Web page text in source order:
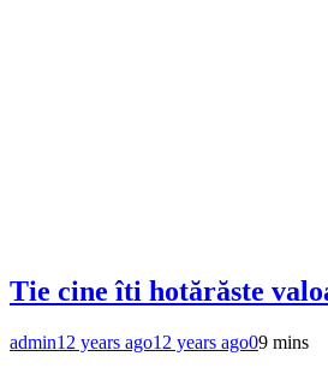
Tie cine îti hotărăste
admin12 years ago12 years ago09 mins